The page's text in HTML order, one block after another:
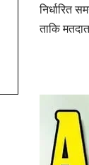
निर्धारित
ताकि